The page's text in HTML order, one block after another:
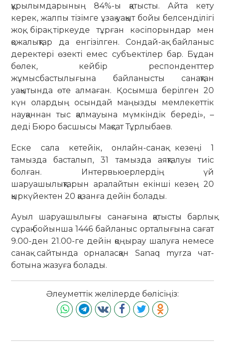
құрылымдарының 84%-ы қатысты. Айта кету
керек, жалпы тізімге ұзақ уақыт бойы белсенділігі
жоқ, бірақ тіркеуде тұрған кәсіпорындар мен
қожалықтар да енгізілген. Сондай-ақ байланыс
деректері өзекті емес субъектілер бар. Бұдан
бөлек, кейбір респонденттер
жұмысбастылығына байланысты санақтан
уақытында өте алмаған. Қосымша берілген 20
күн олардың осындай маңызды мемлекеттік
науқаннан тыс қалмауына мүмкіндік береді», –
деді Бюро басшысы Мақсат Тұрлыбаев.
Еске сала кетейік, онлайн-санақ кезеңі 1
тамызда басталып, 31 тамызда аяқталуы тиіс
болған. Интервьюерлердің үй
шаруашылықтарын аралайтын екінші кезең 20
қыркүйектен 20 қазанға дейін болады.
Ауыл шаруашылығы санағына қатысты барлық
сұрақ бойынша 1446 байланыс орталығына сағат
9.00-ден 21.00-ге дейін қоңырау шалуға немесе
санақ сайтында орналасқан Sanaq myrza чат-
ботына жазуға болады.
Әлеуметтік желілерде бөлісіңіз: